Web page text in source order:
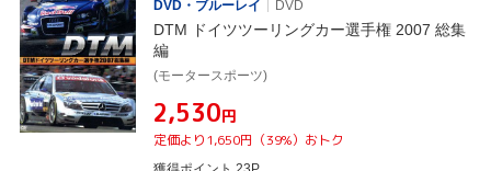
DVD・ブルーレイ
DVD
DTM ドイツツーリングカー選手権 2007 総集
編
(モータースポーツ)
¥2,530円
定価より1,650円（39%）おトク